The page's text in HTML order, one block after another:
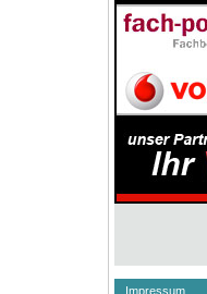
Impressum